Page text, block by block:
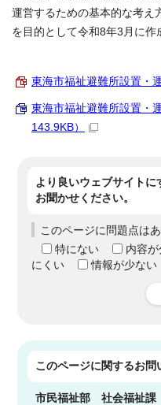
運営するための基本的な考え
を目的として令和8年3月に作
東海市福祉避難所設置・
東海市福祉避難所設置・
143.9KB）
より良いウェブサイト
お聞かせください。
このページに問題点は
特にない
内容
にくい
情報が少ない
このページに関するお問
市民福祉部社会福祉課